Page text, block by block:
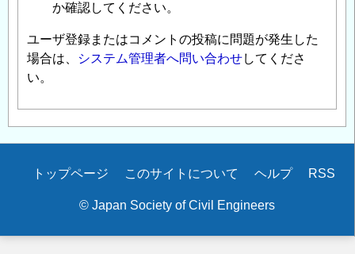
か確認してください。
ユーザ登録またはコメントの投稿に問題が発生した
場合は、
システム管理者へ問い合わせしてくださ
い。
Secondary
トップページ このサイトについて ヘルプ RSS
© Japan Society of Civil Engineers